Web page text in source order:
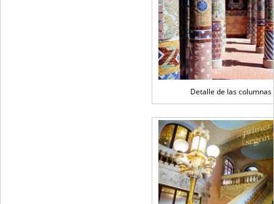
Detalle de las columnas